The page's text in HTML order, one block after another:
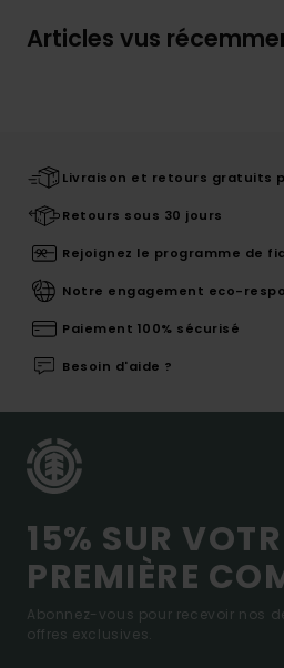
Articles vus
Livraison et retours gratuits
Retours sous 30 jours
Rejoignez le programme de
Notre engagement eco-
Paiement 100% sécurisé
Besoin d'aide ?
15% SUR
PREMIÈRE
Abonnez-vous pour recevoir nos
offres exclusives.